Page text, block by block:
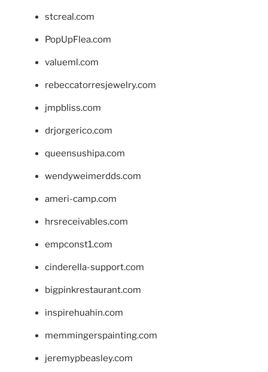
stcreal.com
PopUpFlea.com
valueml.com
rebeccatorresjewelry.com
jmpbliss.com
drjorgerico.com
queensushipa.com
wendyweimerdds.com
ameri-camp.com
hrsreceivables.com
empconst1.com
cinderella-support.com
bigpinkrestaurant.com
inspirehuahin.com
memmingerspainting.com
jeremypbeasley.com